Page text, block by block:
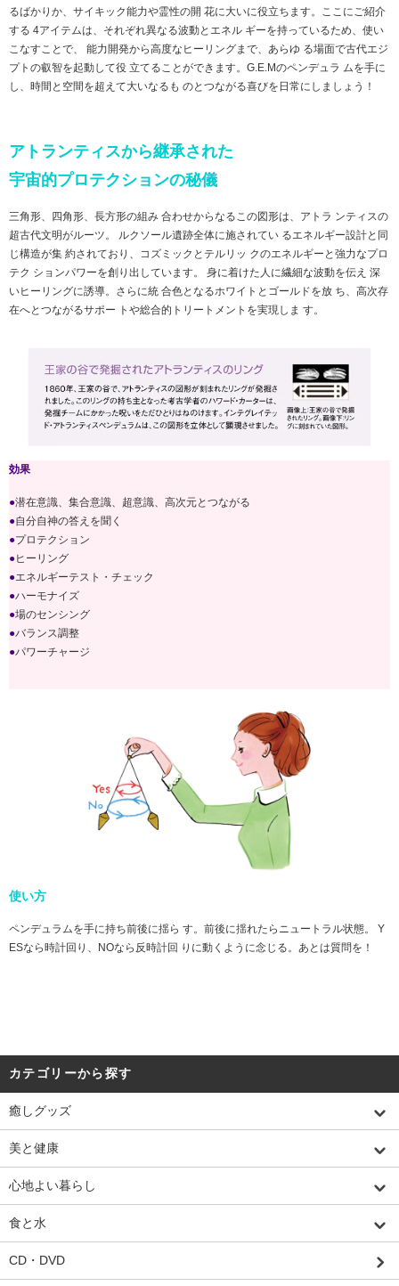
るばかりか、サイキック能力や霊性の開 花に大いに役立ちます。ここにご紹介
する 4アイテムは、それぞれ異なる波動とエネル ギーを持っているため、使い
こなすことで、 能力開発から高度なヒーリングまで、あらゆ る場面で古代エジ
プトの叡智を起動して役 立てることができます。G.E.Mのペンデュラ ムを手に
し、時間と空間を超えて大いなるも のとつながる喜びを日常にしましょう！
アトランティスから継承された
宇宙的プロテクションの秘儀
三角形、四角形、長方形の組み 合わせからなるこの図形は、アトラ ンティスの
超古代文明がルーツ。 ルクソール遺跡全体に施されてい るエネルギー設計と同
じ構造が集 約されており、コズミックとテルリッ クのエネルギーと強力なプロ
テク ションパワーを創り出しています。 身に着けた人に繊細な波動を伝え 深
いヒーリングに誘導。さらに統 合色となるホワイトとゴールドを放 ち、高次存
在へとつながるサポー トや総合的トリートメントを実現しま す。
効果
●潜在意識、集合意識、超意識、高次元とつながる
●自分自神の答えを聞く
●プロテクション
●ヒーリング
●エネルギーテスト・チェック
●ハーモナイズ
●場のセンシング
●バランス調整
●パワーチャージ
使い方
ペンデュラムを手に持ち前後に揺ら す。前後に揺れたらニュートラル状態。 Y
ESなら時計回り、NOなら反時計回 りに動くように念じる。あとは質問を！
カテゴリーから探す
癒しグッズ
美と健康
心地よい暮らし
食と水
CD・DVD